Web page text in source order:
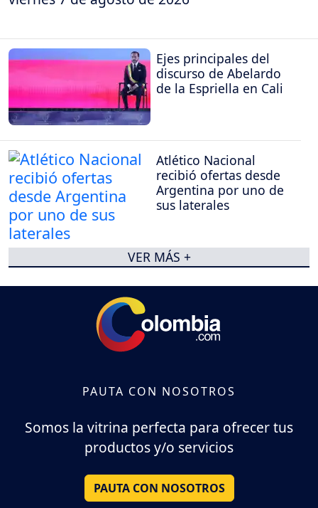
Ejes principales del
discurso de Abelardo
de la Espriella en Cali
Atlético Nacional
recibió ofertas desde
Argentina por uno de
sus laterales
VER MÁS +
PAUTA CON NOSOTROS
Somos la vitrina perfecta para ofrecer tus
productos y/o servicios
PAUTA CON NOSOTROS